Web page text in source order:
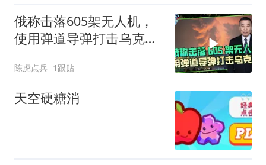
俄称击落605架无人机，
使用弹道导弹打击乌克兰
陈虎点兵 1跟贴
天空硬糖消